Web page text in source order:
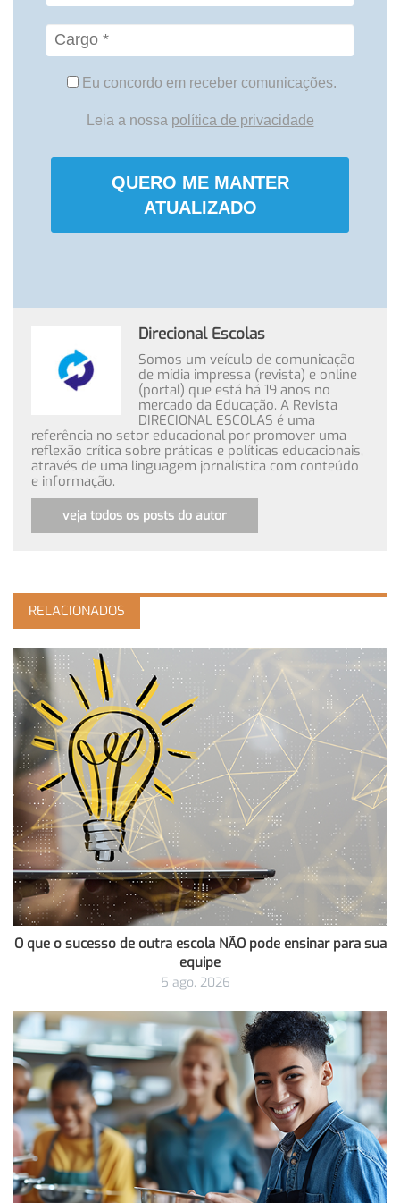
Eu concordo em receber comunicações.
Leia a nossa política de privacidade
QUERO ME MANTER
ATUALIZADO
Direcional Escolas
Somos um veículo de comunicação
de mídia impressa (revista) e online
(portal) que está há 19 anos no
mercado da Educação. A Revista
DIRECIONAL ESCOLAS é uma
referência no setor educacional por promover uma
reflexão crítica sobre práticas e políticas educacionais,
através de uma linguagem jornalística com conteúdo
e informação.
veja todos os posts do autor
RELACIONADOS
O que o sucesso de outra escola NÃO pode ensinar para sua
equipe
5 ago, 2026